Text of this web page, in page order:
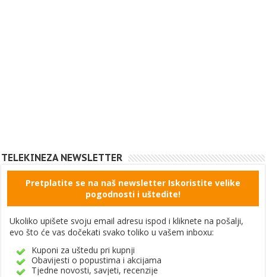
TELEKINEZA NEWSLETTER
Pretplatite se na naš newsletter Iskoristite velike
pogodnosti i uštedite!
Ukoliko upišete svoju email adresu ispod i kliknete na pošalji,
evo što će vas dočekati svako toliko u vašem inboxu:
Kuponi za uštedu pri kupnji
Obavijesti o popustima i akcijama
Tjedne novosti, savjeti, recenzije